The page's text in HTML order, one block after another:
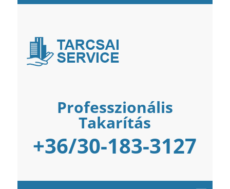
Professzionális
Takarítás
+36/30-183-3127